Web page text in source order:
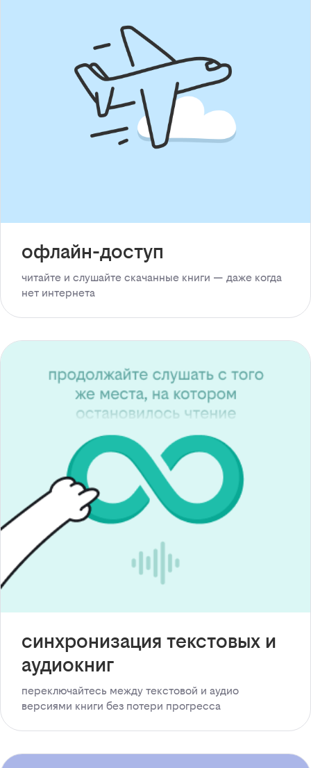
офлайн-доступ
читайте и слушайте скачанные книги — даже когда
нет интернета
синхронизация текстовых и
аудиокниг
переключайтесь между текстовой и аудио
версиями книги без потери прогресса